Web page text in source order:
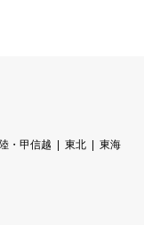
・甲信越 東北
東海